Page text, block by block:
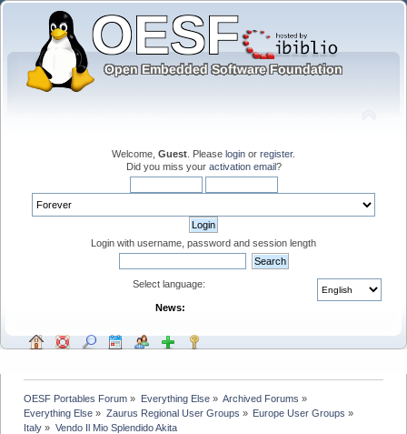
Welcome, Guest . Please login or register.
Did you miss your activation email?
Login with username, password and session length
Select language:
News:
OESF Portables Forum » Everything Else» Archived Forums »
Everything Else » Zaurus Regional User Groups » Europe User Groups »
Italy » Vendo Il Mio Splendido Akita